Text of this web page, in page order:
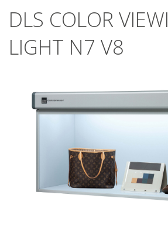
L'entreprise
Contact
DLS COLOR
LIGHT N7 V8